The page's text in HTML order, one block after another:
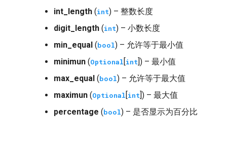
int_length (int) – 整数长度
digit_length (int) – 小数长度
min_equal (bool) – 允许等于最小值
minimun (Optional[int]) – 最小值
max_equal (bool) – 允许等于最大值
maximun (Optional[int]) – 最大值
percentage (bool) – 是否显示为百分比